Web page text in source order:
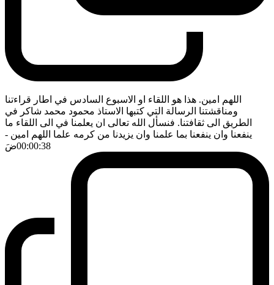
اللهم امين. هذا هو اللقاء او الاسبوع السادس في اطار قراءتنا
ومناقشتنا الرسالة التي كتبها الاستاذ محمود محمد شاكر في
الطريق الى ثقافتنا. فنسأل الله تعالى ان يعلمنا في الى اللقاء ما
ينفعنا وان ينفعنا بما علمنا وان يزيدنا من كرمه علما اللهم امين -
00:00:38ضَ